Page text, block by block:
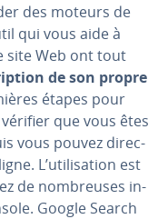
des moteurs de
qui vous aide à
site Web ont tout
de son propre
étapes pour
que vous êtes
vous pouvez di­rec­
L’uti­li­sa­tion est
de nom­breuses in­
Google Search